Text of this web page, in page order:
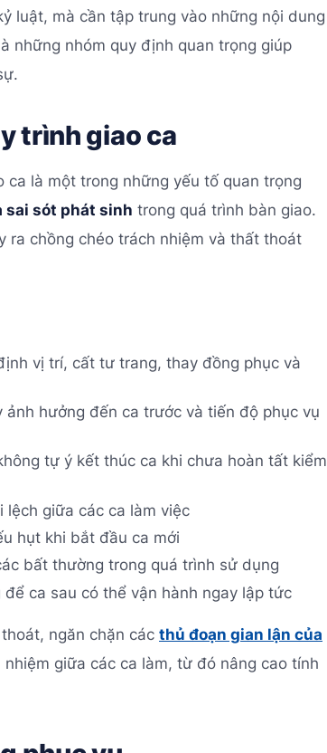
luật, mà cần tập trung vào những nội dung
những nhóm quy định quan trọng giúp
trình giao ca
ca là một trong những yếu tố quan trọng
sai sót phát sinh trong quá trình bàn giao.
ra chồng chéo trách nhiệm và thất thoát
vị trí, cất tư trang, thay đồng phục và
hưởng đến ca trước và tiến độ phục vụ
tự ý kết thúc ca khi chưa hoàn tất kiểm
giữa các ca làm việc
hụt khi bắt đầu ca mới
bất thường trong quá trình sử dụng
ca sau có thể vận hành ngay lập tức
ngăn chặn các thủ đoạn gian lận của
giữa các ca làm, từ đó nâng cao tính